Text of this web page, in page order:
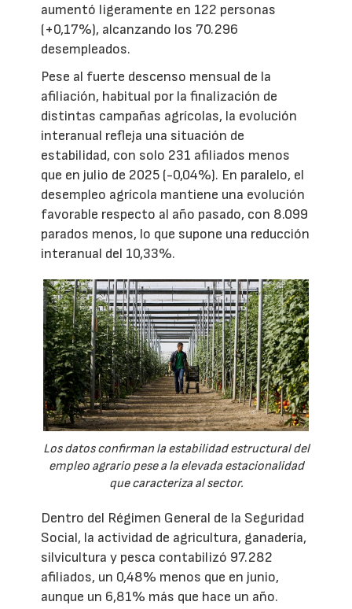
aumentó ligeramente en 122 personas
(+0,17%), alcanzando los 70.296
desempleados.
Pese al fuerte descenso mensual de la
afiliación, habitual por la finalización de
distintas campañas agrícolas, la evolución
interanual refleja una situación de
estabilidad, con solo 231 afiliados menos
que en julio de 2025 (-0,04%). En paralelo, el
desempleo agrícola mantiene una evolución
favorable respecto al año pasado, con 8.099
parados menos, lo que supone una reducción
interanual del 10,33%.
Los datos confirman la estabilidad estructural del
empleo agrario pese a la elevada estacionalidad
que caracteriza al sector.
Dentro del Régimen General de la Seguridad
Social, la actividad de agricultura, ganadería,
silvicultura y pesca contabilizó 97.282
afiliados, un 0,48% menos que en junio,
aunque un 6,81% más que hace un año.